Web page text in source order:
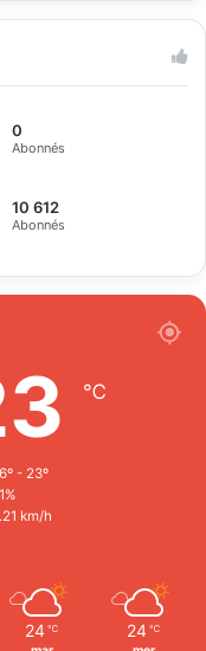
0
Abonnés
10 612
Abonnés
℃
- 23º
km/h
24 ℃ 24 ℃